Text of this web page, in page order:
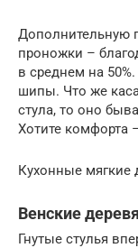
Дополнительную
проножки –
в среднем на
шипы. Что же
стула, то оно
Хотите комфорта
Кухонные мягкие
Венские
Гнутые стулья